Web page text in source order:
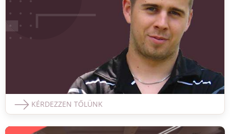
KÉRDEZZEN TŐLÜNK